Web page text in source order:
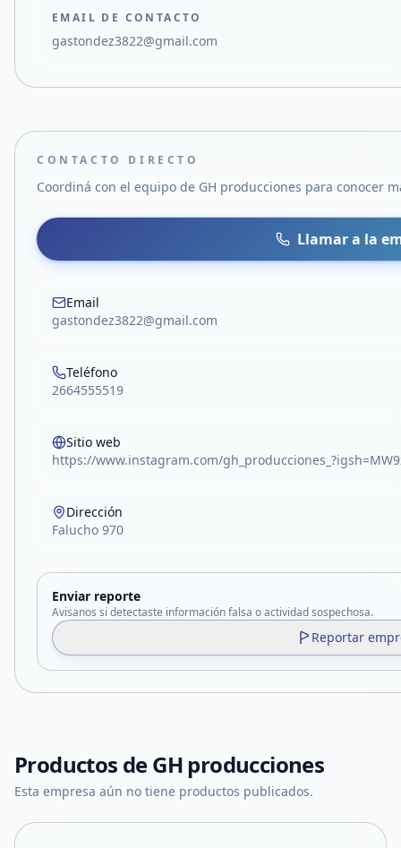
EMAIL DE CONTACTO
gastondez3822@gmail.com
CONTACTO DIRECTO
Coordiná con el equipo de GH producciones para conocer
Llamar a la
Email
gastondez3822@gmail.com
Teléfono
2664555519
Sitio web
https://www.instagram.com/
Dirección
Falucho 970
Enviar reporte
Avisanos si detectaste información falsa o actividad sospechosa.
Reportar
Productos deGH producciones
Esta empresa aún no tiene productos publicados.